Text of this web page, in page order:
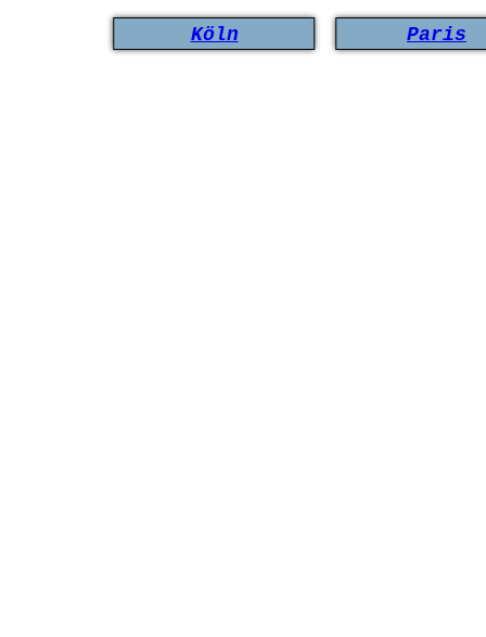
Köln Paris